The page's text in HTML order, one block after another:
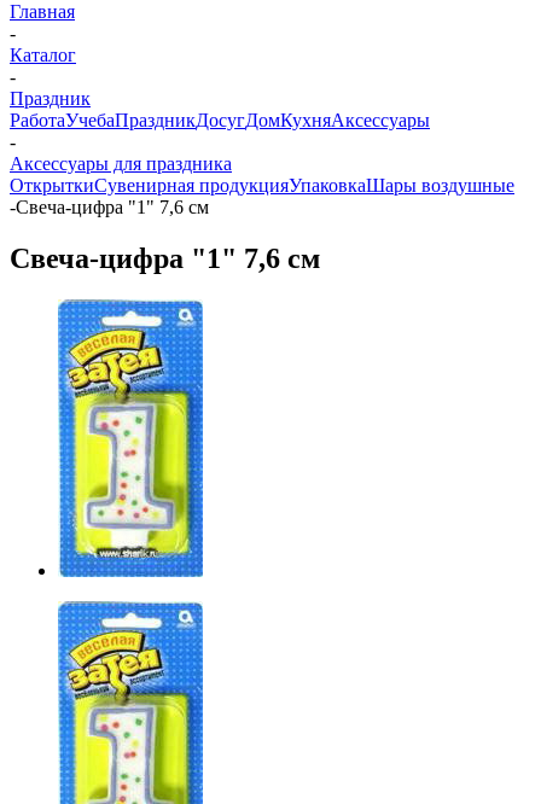
Главная
-
Каталог
-
Праздник
РаботаУчебаПраздникДосугДомКухняАксессуары
-
Аксессуары для праздника
ОткрыткиСувенирная продукцияУпаковкаШары воздушные
-Свеча-цифра "1" 7,6 см
Свеча-цифра "1" 7,6 см